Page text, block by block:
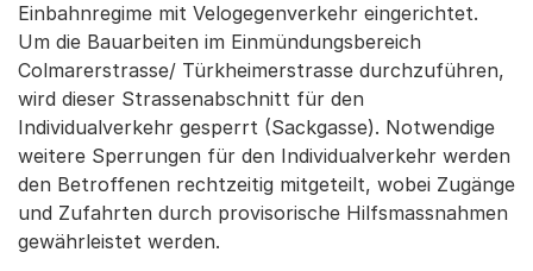
Einbahnregime mit Velogegenverkehr eingerichtet.
Um die Bauarbeiten im Einmündungsbereich
Colmarerstrasse/ Türkheimerstrasse durchzuführen,
wird dieser Strassenabschnitt für den
Individualverkehr gesperrt (Sackgasse). Notwendige
weitere Sperrungen für den Individualverkehr werden
den Betroffenen rechtzeitig mitgeteilt, wobei Zugänge
und Zufahrten durch provisorische Hilfsmassnahmen
gewährleistet werden.